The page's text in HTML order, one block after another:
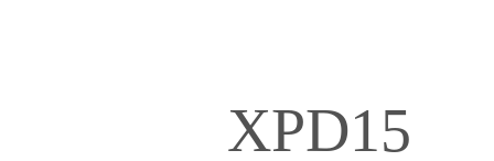
XPD15